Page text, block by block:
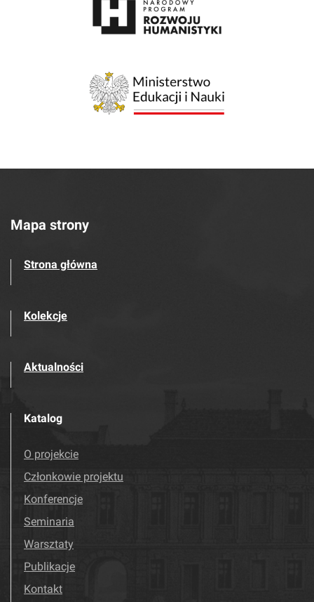
Mapa strony
Strona główna
Kolekcje
Aktualności
Katalog
O projekcie
Członkowie projektu
Konferencje
Seminaria
Warsztaty
Publikacje
Kontakt